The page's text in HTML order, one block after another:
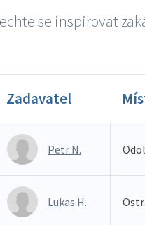
se inspirovat
Zadavatel
Petr N.
Lukas H.